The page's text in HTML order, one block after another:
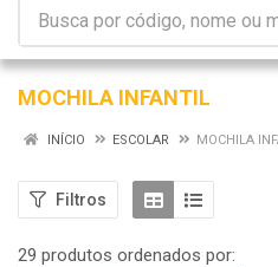
MOCHILA INFANTIL
INÍCIO ESCOLAR MOCHILA
Filtros
29 produtos ordenados por: